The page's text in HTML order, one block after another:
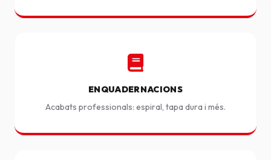
ENQUADERNACIONS
Acabats professionals: espiral, tapa dura i més.